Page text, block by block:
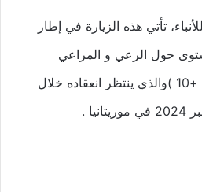
تأتي هذه الزيارة في إطار
حول الرعي و المراعي
المعروف باسم ( نواكشوط +10 )والذي ينتظر انعقاده خلال